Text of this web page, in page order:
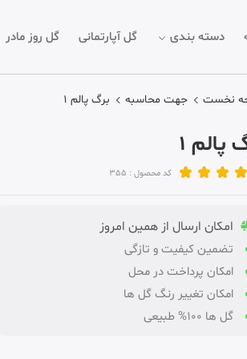
دسته بندی گل آپارتمانی گل روز مادر
نخست جهت محاسبه برگ پالم 1
پالم 1
کد محصول : 355
امکان ارسال از همین امروز
تضمین کیفیت و تازگی
امکان پرداخت در محل
امکان تغییر رنگ گل ها
گل ها 100% طبیعی